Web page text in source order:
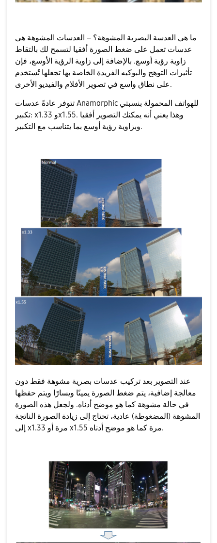
ما هي العدسة البصرية المشوهة؟ – العدسات المشوهة هي
عدسات تعمل على ضغط الصورة أفقيا لتسمح لك بالتقاط
زاوية رؤية أوسع. بالإضافة إلى زاوية الرؤية الأوسع، فإن
تأثيرات التوهج والبوكيه الفريدة الخاصة بها تجعلها تُستخدم
على نطاق واسع في تصوير الأفلام والفيديو الأخرى.
تتوفر عادةً عدسات Anamorphic للهواتف المحمولة بنسبتي
تكبير: x1.33 وx1.55. وهذا يعني أنه يمكنك التصوير أفقيا
وبزاوية رؤية أوسع بما يتناسب مع التكبير.
عند التصوير بعد تركيب عدسات بصرية مشوهة فقط دون
معالجة إضافية، يتم ضغط الصورة يمينًا ويسارًا ويتم حفظها
في حالة مشوهة كما هو موضح أدناه. ولجعل هذه الصورة
المشوهة (المضغوطة) عادية، تحتاج إلى زيادة الصورة الناتجة
إلى x1.33 مرة أو x1.55 مرة كما هو موضح أدناه.